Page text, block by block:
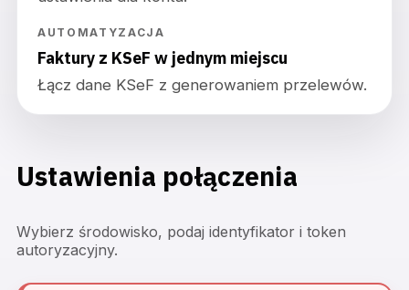
AUTOMATYZACJA
Faktury z KSeF w jednym miejscu
Łącz dane KSeF z generowaniem przelewów.
Ustawienia połączenia
Wybierz środowisko, podaj identyfikator i token
autoryzacyjny.